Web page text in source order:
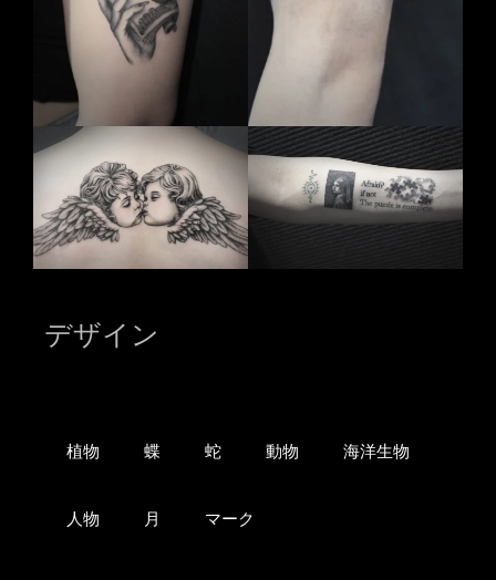
デザイン
植物 蝶 蛇 動物 海洋生物
人物 月 マーク